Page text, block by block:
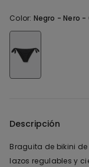
Color: Negro -Nero -
Descripción
Braguita de bikini
lazos regulables y